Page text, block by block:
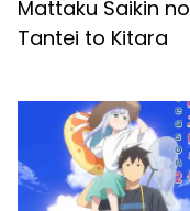
Mattaku Saikin no
Tantei to Kitara